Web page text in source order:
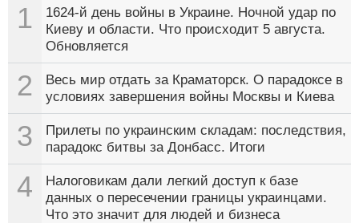
1
1624-й день войны в Украине. Ночной удар по
Киеву и области. Что происходит 5 августа.
Обновляется
2
Весь мир отдать за Краматорск. О парадоксе в
условиях завершения войны Москвы и Киева
3
Прилеты по украинским складам: последствия,
парадокс битвы за Донбасс. Итоги
4
Налоговикам дали легкий доступ к базе
данных о пересечении границы украинцами.
Что это значит для людей и бизнеса